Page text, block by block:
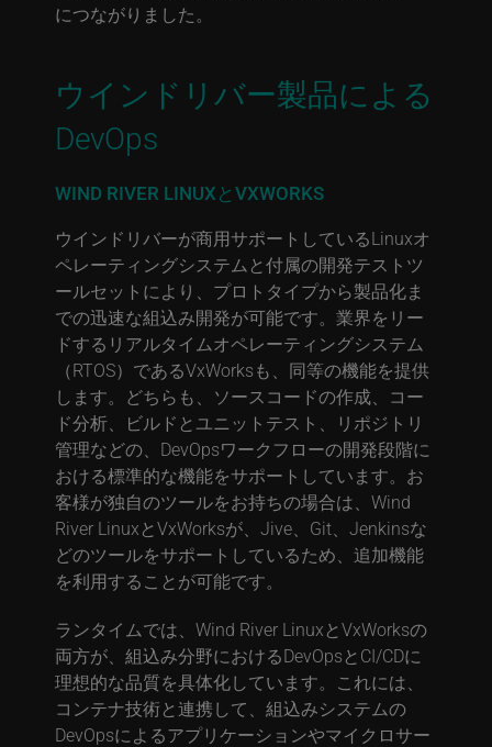
につながりました。
ウインドリバー製品による
DevOps
WIND RIVER LINUXとVXWORKS
ウインドリバーが商用サポートしているLinuxオ
ペレーティングシステムと付属の開発テストツ
ールセットにより、プロトタイプから製品化ま
での迅速な組込み開発が可能です。業界をリー
ドするリアルタイムオペレーティングシステム
（RTOS）であるVxWorksも、同等の機能を提供
します。どちらも、ソースコードの作成、コー
ド分析、ビルドとユニットテスト、リポジトリ
管理などの、DevOpsワークフローの開発段階に
おける標準的な機能をサポートしています。お
客様が独自のツールをお持ちの場合は、Wind
River LinuxとVxWorksが、Jive、Git、Jenkinsな
どのツールをサポートしているため、追加機能
を利用することが可能です。
ランタイムでは、Wind River LinuxとVxWorksの
両方が、組込み分野におけるDevOpsとCI/CDに
理想的な品質を具体化しています。これには、
コンテナ技術と連携して、組込みシステムの
DevOpsによるアプリケーションやマイクロサー